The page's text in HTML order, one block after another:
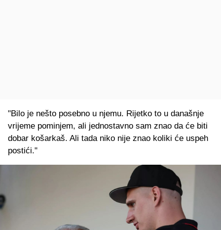
"Bilo je nešto posebno u njemu. Rijetko to u današnje
vrijeme pominjem, ali jednostavno sam znao da će biti
dobar košarkaš. Ali tada niko nije znao koliki će uspeh
postići."